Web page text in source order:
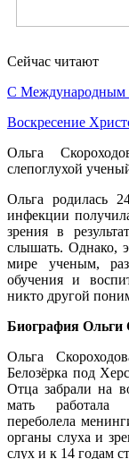
Сейчас читают
С Международным
Воскресение
Ольга
слепоглухой
Ольга родилась
инфекции
зрения в
слышать. Однако,
мире ученым,
обучения и
никто другой
Биография Ольги
Ольга
Белозёрка под
Отца забрали на
мать работала
переболела
органы слуха и
слух и к 14 годам